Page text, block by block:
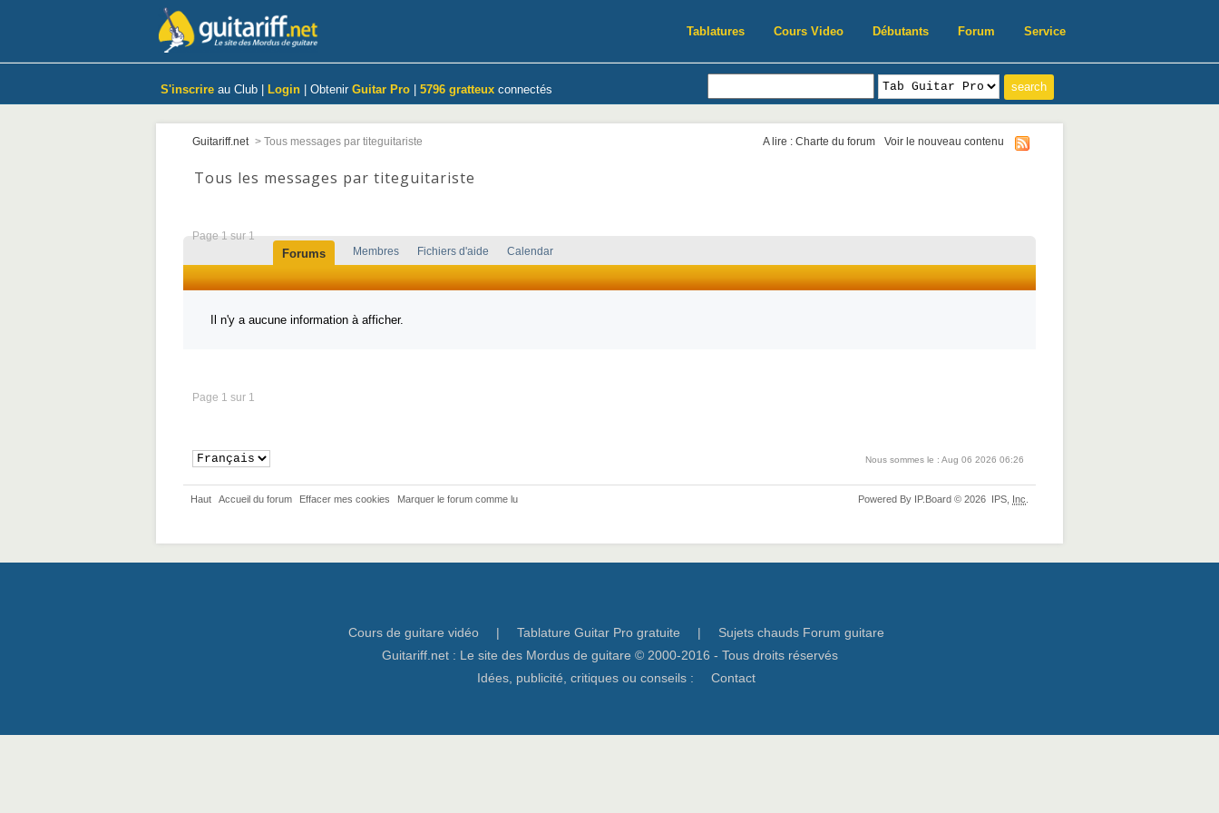
Tablatures Cours Video Débutants Forum Service
S'inscrire au Club | Login | Obtenir Guitar Pro 5796 gratteux connectés
Guitariff.net > Tous messages par titeguitariste A lire : Charte du forum Voir le nouveau contenu
Tous les messages par titeguitariste
Page 1 sur 1
Forums Membres Fichiers d'aide Calendar
Il n'y a aucune information à afficher.
Page 1 sur 1
Nous sommes le : Aug 06 2026 06:26
Haut Accueil du forum Effacer mes cookies Marquer le forum comme lu Powered By IP.Board © 2026 IPS, Inc
Cours de guitare vidéo | Tablature Guitar Pro gratuite |
Sujets chauds Forum guitare
Guitariff.net : Le site des Mordus de guitare © 2000-2016 - Tous droits réservés
Idées, publicité, critiques ou conseils :
Contact